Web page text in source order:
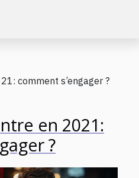
comment s’engager ?
en 2021:
?